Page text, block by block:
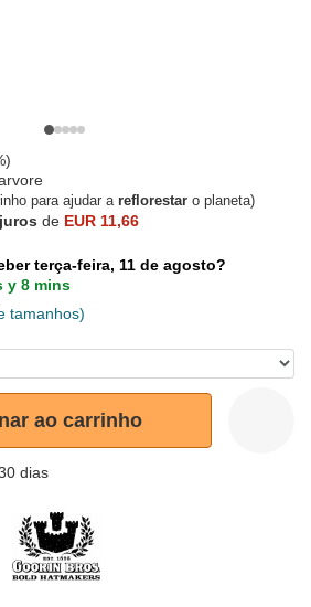
para ajudar a reflorestar o planeta)
de EUR 11,66
terça-feira, 11 de agosto?
y 8 mins
tamanhos)
ao carrinho
dias